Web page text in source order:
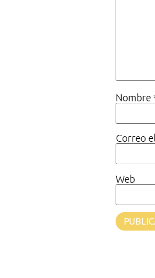
Nombre
Correo
Web